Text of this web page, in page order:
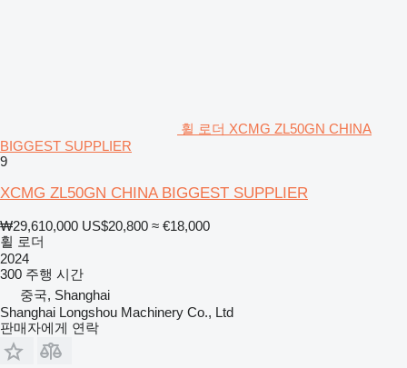
휠 로더 XCMG ZL50GN CHINA
BIGGEST SUPPLIER
9
XCMG ZL50GN CHINA BIGGEST SUPPLIER
₩29,610,000 US$20,800 ≈ €18,000
휠 로더
2024
300 주행 시간
중국, Shanghai
Shanghai Longshou Machinery Co., Ltd
판매자에게 연락